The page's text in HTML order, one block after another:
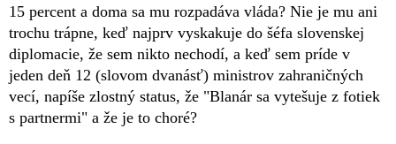
15 percent a doma sa mu rozpadáva vláda? Nie je mu ani
trochu trápne, keď najprv vyskakuje do šéfa slovenskej
diplomacie, že sem nikto nechodí, a keď sem príde v
jeden deň 12 (slovom dvanásť) ministrov zahraničných
vecí, napíše zlostný status, že "Blanár sa vytešuje z fotiek
s partnermi" a že je to choré?